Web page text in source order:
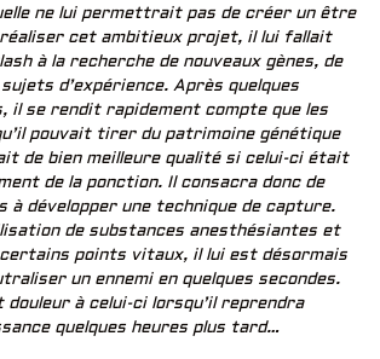
ne lui permettrait pas de créer un être
cet ambitieux projet, il lui fallait
à la recherche de nouveaux gènes, de
d’expérience. Après quelques
il se rendit rapidement compte que les
pouvait tirer du patrimoine génétique
de bien meilleure qualité si celui-ci était
de la ponction. Il consacra donc de
à développer une technique de capture.
de substances anesthésiantes et
points vitaux, il lui est désormais
un ennemi en quelques secondes.
douleur à celui-ci lorsqu’il reprendra
quelques heures plus tard…